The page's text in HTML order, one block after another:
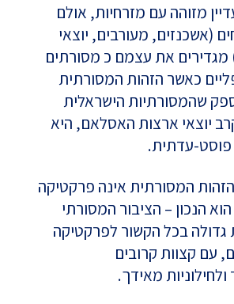
מזוהה עם מזרחיות, אולם
(אשכנזים, מעורבים, יוצאי
מגדירים את עצמם כ מסורתים
כאשר הזהות המסורתית
שהמסורתיות הישראלית
יוצאי ארצות האסלאם, היא
עדתית.
המסורתית אינה פרקטיקה
הנכון – הציבור המסורתי
גדולה בכל הקשור לפרקטיקה
עם קצוות קרובים
מאידך.